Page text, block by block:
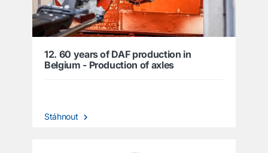
12. 60 years of DAF production in
Belgium - Production of axles
Stáhnout